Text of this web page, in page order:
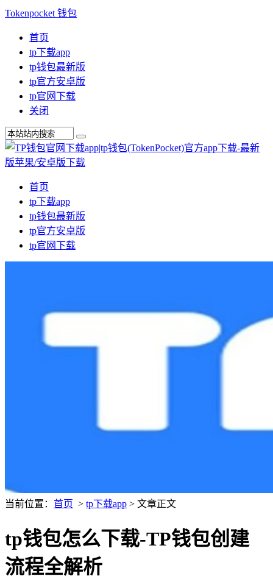
Tokenpocket 钱包
首页
tp下载app
tp钱包最新版
tp官方安卓版
tp官网下载
关闭
首页
tp下载app
tp钱包最新版
tp官方安卓版
tp官网下载
当前位置： 首页 > tp下载app > 文章正文
tp钱包怎么下载-TP钱包创建
流程全解析